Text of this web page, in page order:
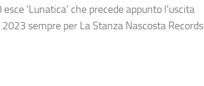
‘Lunatica’ che precede appunto l’uscita
sempre per La Stanza Nascosta Records